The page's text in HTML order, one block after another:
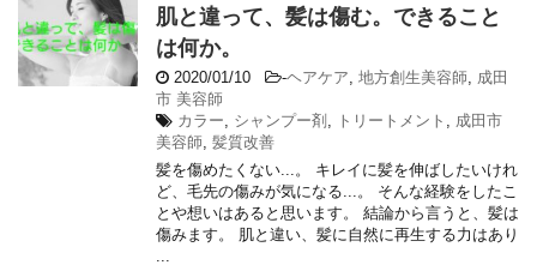
肌と違って、髪は傷む。できること
は何か。
2020/01/10 -ヘアケア, 地方創生美容師, 成田
市 美容師
カラー, シャンプー剤 , トリートメント , 成田市
美容師, 髪質改善
髪を傷めたくない...。 キレイに髪を伸ばしたいけれ
ど、毛先の傷みが気になる...。 そんな経験をしたこ
とや想いはあると思います。 結論から言うと、髪は
傷みます。 肌と違い、髪に自然に再生する力はあり
...